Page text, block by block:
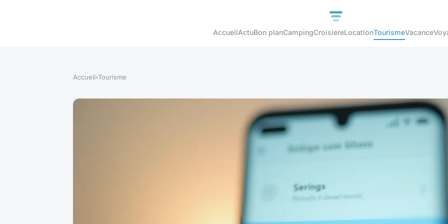
AccueilActuBon planCampingCroisiereLocationTourismeVacance
Accueil›Tourisme